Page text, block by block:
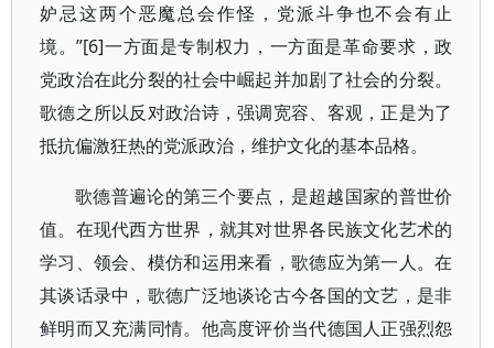
妒忌这两个恶魔总会作怪，党派斗争也不会有止
境。”[6]一方面是专制权力，一方面是革命要求，政
党政治在此分裂的社会中崛起并加剧了社会的分裂。
歌德之所以反对政治诗，强调宽容、客观，正是为了
抵抗偏激狂热的党派政治，维护文化的基本品格。
歌德普遍论的第三个要点，是超越国家的普世价
值。在现代西方世界，就其对世界各民族文化艺术的
学习、领会、模仿和运用来看，歌德应为第一人。在
其谈话录中，歌德广泛地谈论古今各国的文艺，是非
鲜明而又充满同情。他高度评价当代德国人正强烈怨